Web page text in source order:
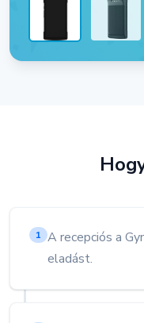
1 A recepciós a
eladást.